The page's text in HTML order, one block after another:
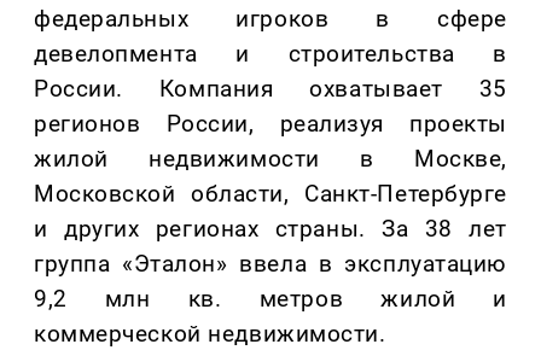
федеральных игроков в сфере
девелопмента и строительства в
России. Компания охватывает 35
регионов России, реализуя проекты
жилой недвижимости в Москве,
Московской области, Санкт-Петербурге
и других регионах страны. За 38 лет
группа «Эталон» ввела в эксплуатацию
9,2 млн кв. метров жилой и
коммерческой недвижимости.